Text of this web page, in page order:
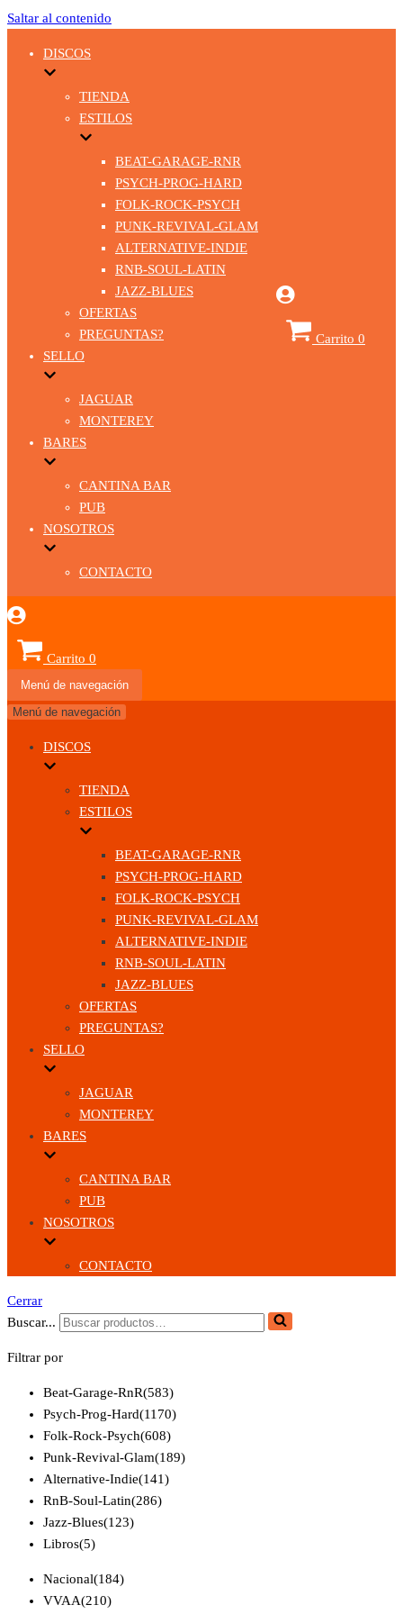
Saltar al contenido
DISCOS
TIENDA
ESTILOS
BEAT-GARAGE-RNR
PSYCH-PROG-HARD
FOLK-ROCK-PSYCH
PUNK-REVIVAL-GLAM
ALTERNATIVE-INDIE
RNB-SOUL-LATIN
JAZZ-BLUES
OFERTAS
PREGUNTAS?
SELLO
JAGUAR
MONTEREY
BARES
CANTINA BAR
PUB
NOSOTROS
CONTACTO
Carrito 0
Carrito 0
Menú de navegación
Menú de navegación
DISCOS
TIENDA
ESTILOS
BEAT-GARAGE-RNR
PSYCH-PROG-HARD
FOLK-ROCK-PSYCH
PUNK-REVIVAL-GLAM
ALTERNATIVE-INDIE
RNB-SOUL-LATIN
JAZZ-BLUES
OFERTAS
PREGUNTAS?
SELLO
JAGUAR
MONTEREY
BARES
CANTINA BAR
PUB
NOSOTROS
CONTACTO
Cerrar
Buscar...
Filtrar por
Beat-Garage-RnR(583)
Psych-Prog-Hard(1170)
Folk-Rock-Psych(608)
Punk-Revival-Glam(189)
Alternative-Indie(141)
RnB-Soul-Latin(286)
Jazz-Blues(123)
Libros(5)
Nacional(184)
VVAA(210)